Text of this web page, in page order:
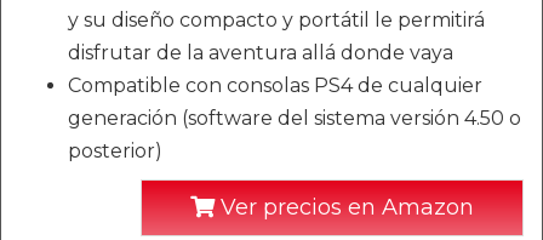
y su diseño compacto y portátil le permitirá
disfrutar de la aventura allá donde vaya
Compatible con consolas PS4 de cualquier
generación (software del sistema versión 4.50 o
posterior)
Ver precios en Amazon